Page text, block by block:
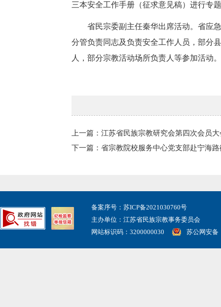
三本安全工作手册（征求意见稿）进行专
省民宗委副主任秦华出席活动。省应
分管负责同志及负责安全工作人员，部分
人，部分宗教活动场所负责人等参加活动。
上一篇：江苏省民族宗教研究会第四次会员
下一篇：省宗教院校服务中心党支部赴宁海
备案序号：苏ICP备2021030760号
主办单位：江苏省民族宗教事务委员会
网站标识码：3200000030
苏公网安备